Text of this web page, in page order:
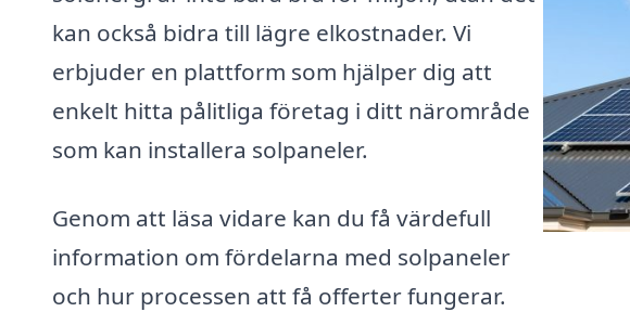
kan också bidra till lägre elkostnader. Vi
erbjuder en plattform som hjälper dig att
enkelt hitta pålitliga företag i ditt närområde
som kan installera solpaneler.
Genom att läsa vidare kan du få värdefull
information om fördelarna med solpaneler
och hur processen att få offerter fungerar.